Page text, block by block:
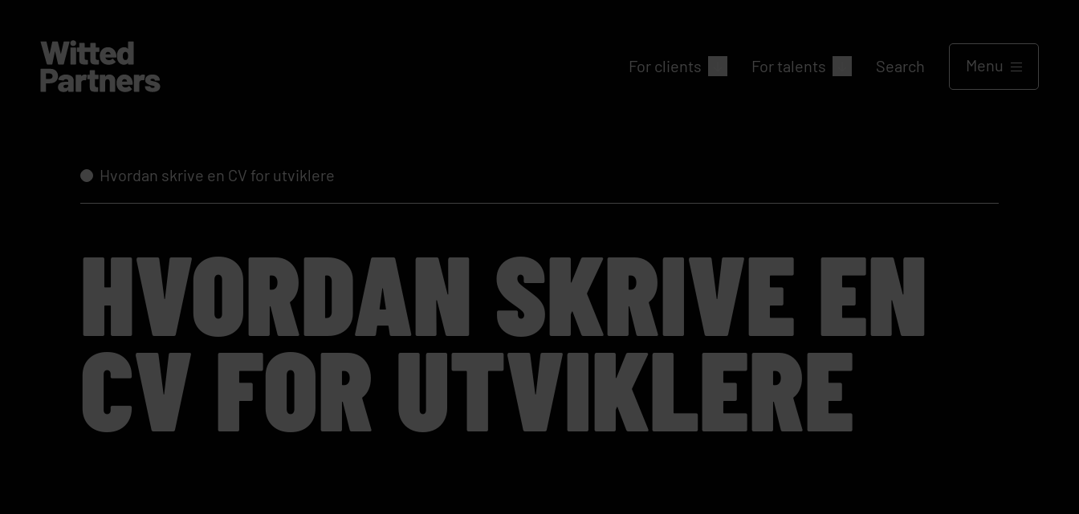
For clients For talents Search Menu
Hvordan skrive en CV for utviklere
HVORDAN SKRIVE EN
CV FOR UTVIKLERE